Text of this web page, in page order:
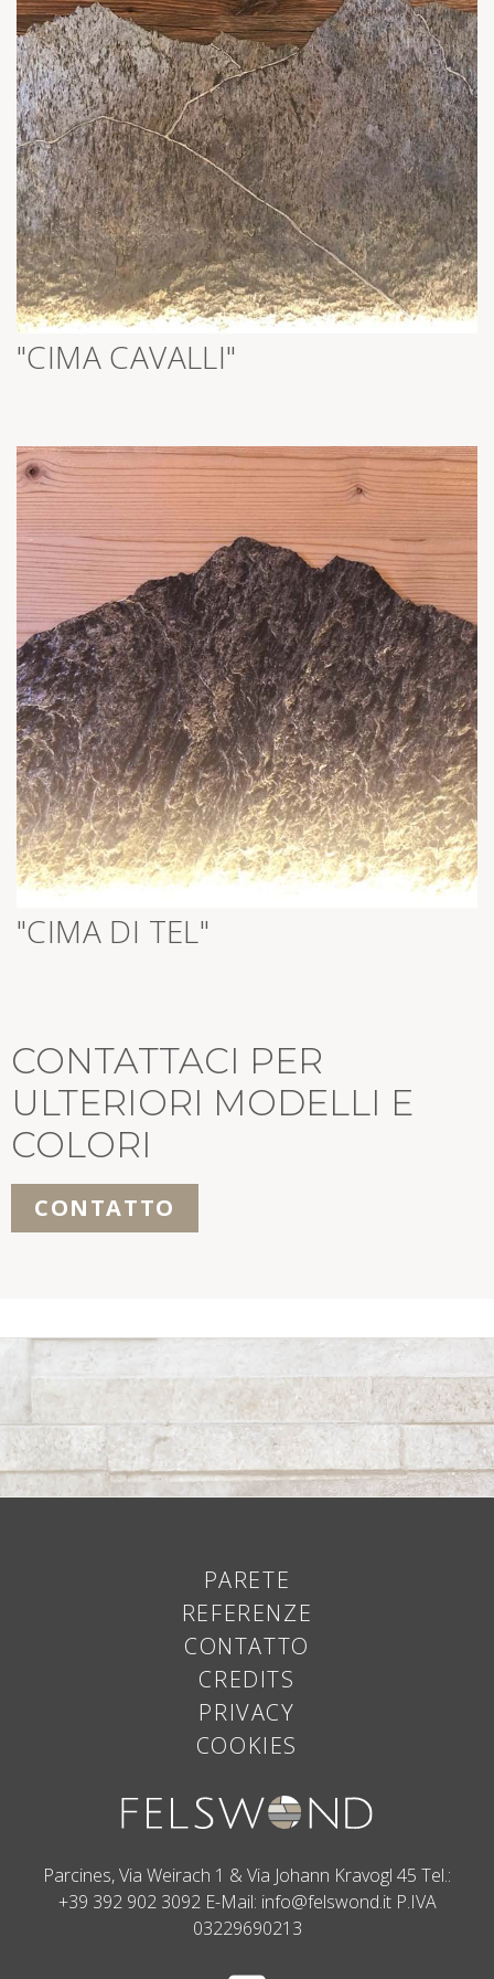
>
"CIMA CAVALLI"
>
"CIMA DI TEL"
CONTATTACI PER
ULTERIORI MODELLI E
COLORI
CONTATTO
PARETE
REFERENZE
CONTATTO
CREDITS
PRIVACY
COOKIES
Parcines, Via Weirach 1 & Via Johann Kravogl 45 Tel.:
+39 392 902 3092 E-Mail: info@felswond.it P.IVA
03229690213